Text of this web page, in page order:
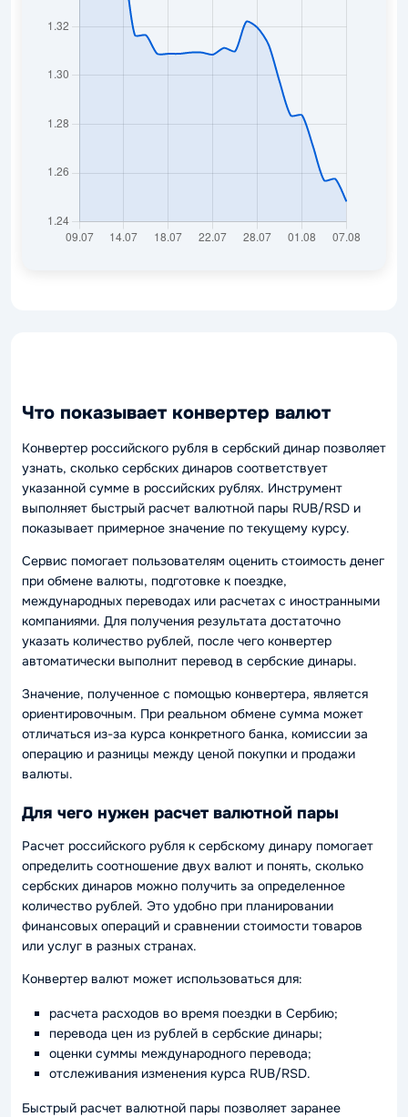
Что показывает конвертер валют
Конвертер российского рубля в сербский динар позволяет
узнать, сколько сербских динаров соответствует
указанной сумме в российских рублях. Инструмент
выполняет быстрый расчет валютной пары RUB/RSD и
показывает примерное значение по текущему курсу.
Сервис помогает пользователям оценить стоимость денег
при обмене валюты, подготовке к поездке,
международных переводах или расчетах с иностранными
компаниями. Для получения результата достаточно
указать количество рублей, после чего конвертер
автоматически выполнит перевод в сербские динары.
Значение, полученное с помощью конвертера, является
ориентировочным. При реальном обмене сумма может
отличаться из-за курса конкретного банка, комиссии за
операцию и разницы между ценой покупки и продажи
валюты.
Для чего нужен расчет валютной пары
Расчет российского рубля к сербскому динару помогает
определить соотношение двух валют и понять, сколько
сербских динаров можно получить за определенное
количество рублей. Это удобно при планировании
финансовых операций и сравнении стоимости товаров
или услуг в разных странах.
Конвертер валют может использоваться для:
расчета расходов во время поездки в Сербию;
перевода цен из рублей в сербские динары;
оценки суммы международного перевода;
отслеживания изменения курса RUB/RSD.
Быстрый расчет валютной пары позволяет заранее